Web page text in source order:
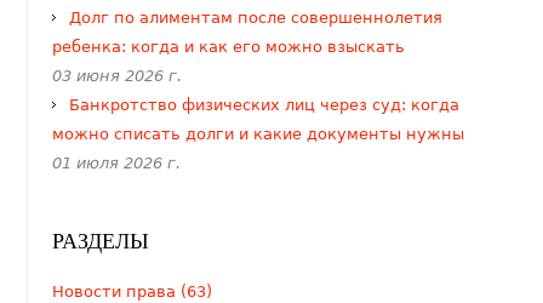
Долг по алиментам после совершеннолетия
ребенка: когда и как его можно взыскать
03 июня 2026 г.
Банкротство физических лиц через суд: когда
можно списать долги и какие документы нужны
01 июля 2026 г.
РАЗДЕЛЫ
Новости права (63)